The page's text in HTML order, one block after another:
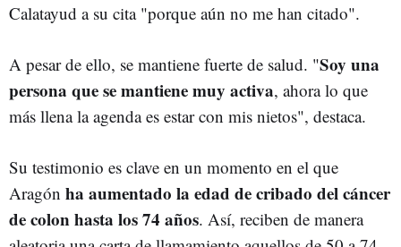
Calatayud a su cita "porque aún no me han citado".
A pesar de ello, se mantiene fuerte de salud. "Soy una
persona que se mantiene muy activa, ahora lo que
más llena la agenda es estar con mis nietos", destaca.
Su testimonio es clave en un momento en el que
Aragón ha aumentado la edad de cribado del cáncer
de colon hasta los 74 años. Así, reciben de manera